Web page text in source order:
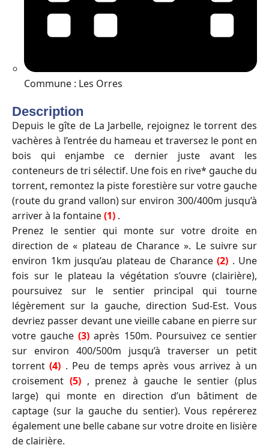
Commune : Les Orres
Description
Depuis le gîte de La Jarbelle, rejoignez le torrent des
vachères à l’entrée du hameau et traversez le pont en
bois qui enjambe ce dernier juste avant les
conteneurs de tri sélectif. Une fois en rive* gauche du
torrent, remontez la piste forestière sur votre gauche
(route du grand vallon) sur environ 300/400m jusqu’à
arriver à la fontaine(1) .
Prenez le sentier qui monte sur votre droite en
direction de « plateau de Charance ». Le suivre sur
environ 1km jusqu’au plateau de Charance (2) . Une
fois sur le plateau la végétation s’ouvre (clairière),
poursuivez sur le sentier principal qui tourne
légèrement sur la gauche, direction Sud-Est. Vous
devriez passer devant une vieille cabane en pierre sur
votre gauche (3) après 150m. Poursuivez ce sentier
sur environ 400/500m jusqu’à traverser un petit
torrent(4) . Peu de temps après vous arrivez à un
croisement (5) , prenez à gauche le sentier (plus
large) qui monte en direction d’un bâtiment de
captage (sur la gauche du sentier). Vous repérerez
également une belle cabane sur votre droite en lisière
de clairière.